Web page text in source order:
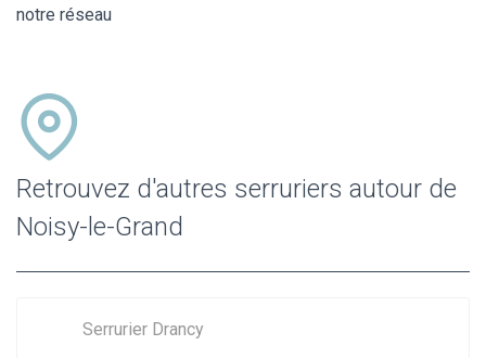
notre réseau
Retrouvez d'autres serruriers autour de
Noisy-le-Grand
Serrurier Drancy